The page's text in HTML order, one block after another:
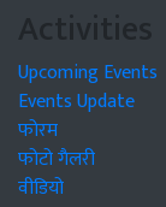
Activities
Upcoming Events
Events Update
फोरम
फोटो गैलरी
वीडियो